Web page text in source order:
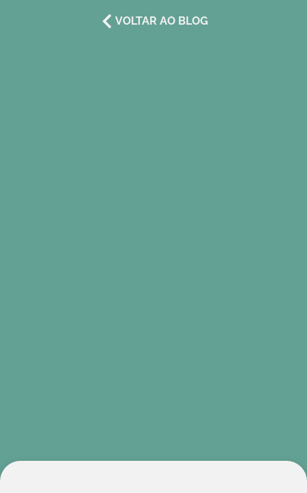
VOLTAR AO BLOG